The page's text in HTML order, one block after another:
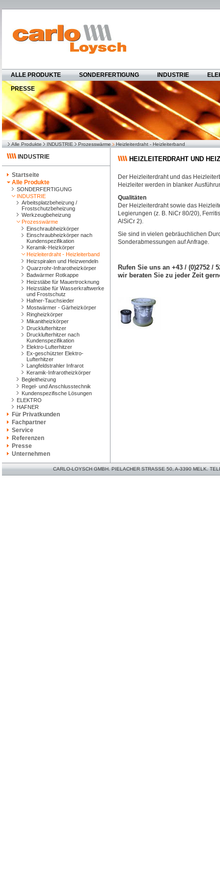
ALLE PRODUKTE SONDERFERTIGUNG INDUSTRIE
PRESSE
Alle Produkte INDUSTRIE Prozesswärme Heizleiterdraht - Heizleiterband
INDUSTRIE
Startseite
Alle Produkte
SONDERFERTIGUNG
INDUSTRIE
Arbeitsplatzbeheizung /
Frostschutzbeheizung
Werkzeugbeheizung
Prozesswärme
Einschraubheizkörper
Einschraubheizkörper nach
Kundenspezifikation
Keramik-Heizkörper
Heizleiterdraht - Heizleiterband
Heizspiralen und Heizwendeln
Quarzrohr-Infrarotheizkörper
Badwärmer Rotkappe
Heizstäbe für Mauertrocknung
Heizstäbe für Wasserkraftwerke
und Frostschutz
Hafner-Tauchsieder
Mostwärmer - Gärheizkörper
Ringheizkörper
Mikanitheizkörper
Drucklufterhitzer
Drucklufterhitzer nach
Kundenspezifikation
Elektro-Lufterhitzer
Ex-geschützter Elektro-
Lufterhitzer
Langfeldstrahler Infrarot
Keramik-Infrarotheizkörper
Begleitheizung
Regel- und Anschlusstechnik
Kundenspezifische Lösungen
ELEKTRO
HAFNER
Für Privatkunden
Fachpartner
Service
Referenzen
Presse
Unternehmen
HEIZLEITERDRAHT UND
Der Heizleiterdraht und das
Heizleiter werden in blanker
Qualitäten
Der Heizleiterdraht sowie das
Legierungen (z. B. NiCr 80/20),
AlSiCr 2).
Sie sind in vielen gebräuchlichen
Sonderabmessungen auf Anfrage.
Rufen Sie uns an +43 / (0)2752 /
wir beraten Sie zu jeder Zeit
CARLO-LOYSCH GMBH. PIELACHER STRASSE 50, A-3390 MELK.